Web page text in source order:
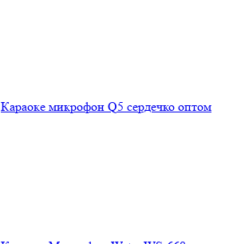
Караоке микрофон Q5 сердечко оптом